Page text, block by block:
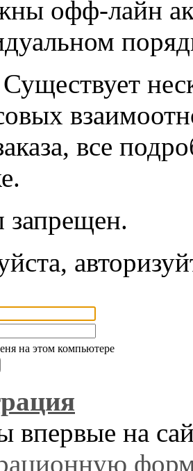
офф-лайн
Существует
все
запрещен.
на этом компьютере
впервые на